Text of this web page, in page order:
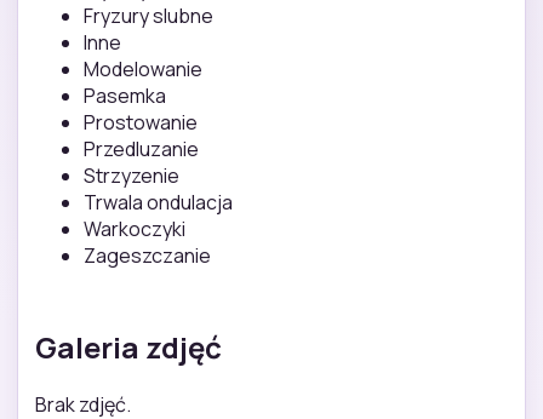
Fryzury slubne
Inne
Modelowanie
Pasemka
Prostowanie
Przedluzanie
Strzyzenie
Trwala ondulacja
Warkoczyki
Zageszczanie
Galeria zdjęć
Brak zdjęć.